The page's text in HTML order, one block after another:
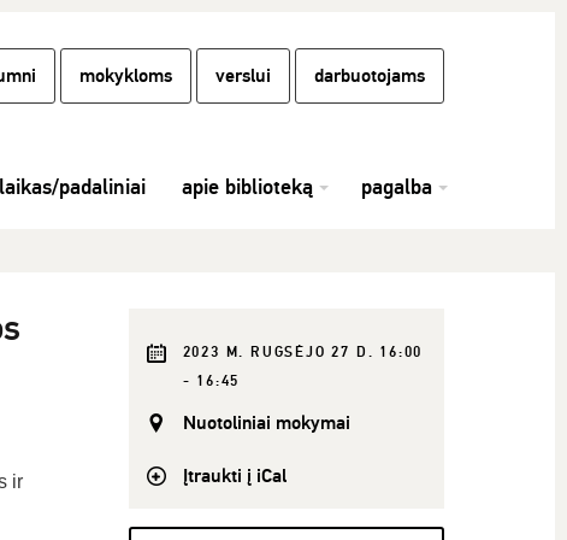
mokykloms verslui darbuotojams
padaliniai apie biblioteką pagalba
ir
2023 M. RUGSĖJO 27 D. 16:00
- 16:45
Nuotoliniai mokymai
Įtraukti į iCal